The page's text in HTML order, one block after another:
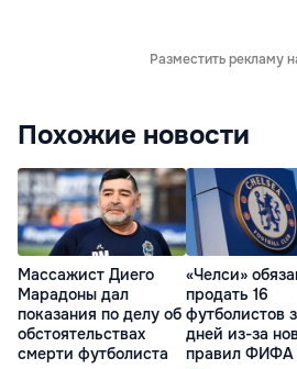
Разместить рекламу
Похожие новости
Массажист Диего
Марадоны дал
показания по делу об
обстоятельствах
смерти футболиста
«Челси»
продать 16
футболистов
дней из-за
правил ФИФА